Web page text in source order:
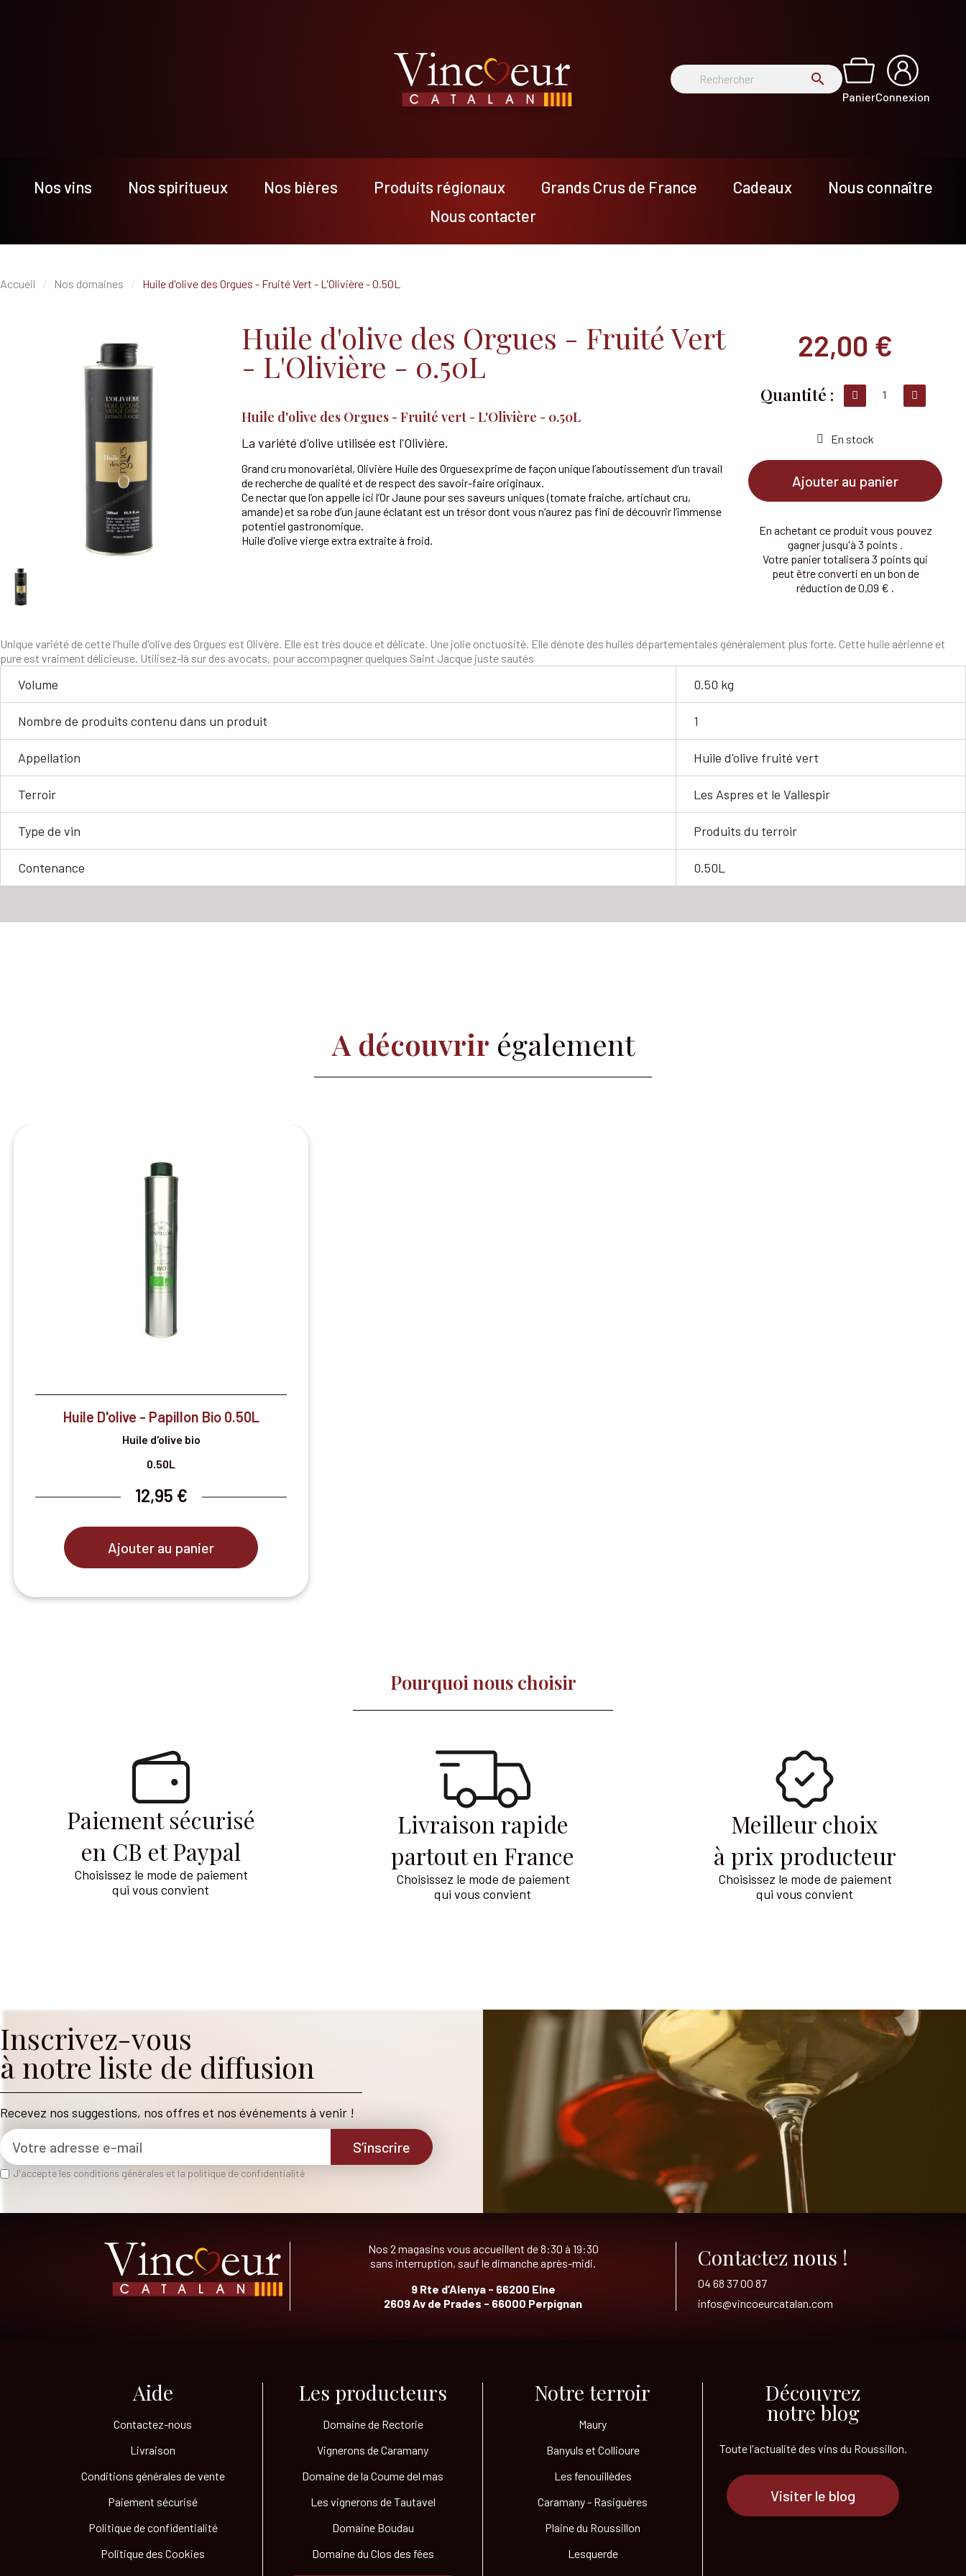
search
PanierConnexion
Nos vins Nos spiritueux Nos bières Produits régionaux Grands Crus de France Cadeaux
Nous connaître
Nous contacter
Accueil Nos domaines Huile d'olive des Orgues - Fruité Vert - L'Olivière - 0.50L
Huile d'olive des Orgues - Fruité Vert
- L'Olivière - 0.50L
Huile d'olive des Orgues - Fruité vert - L'Olivière - 0.50L
La variété d'olive utilisée est l'Olivière.
Grand cru monovariétal, Olivière Huile des Orguesexprime de façon unique l’aboutissement d’un travail
de recherche de qualité et de respect des savoir-faire originaux.
Ce nectar que l’on appelle ici l’Or Jaune pour ses saveurs uniques (tomate fraiche, artichaut cru,
amande) et sa robe d’un jaune éclatant est un trésor dont vous n’aurez pas fini de découvrir l’immense
potentiel gastronomique.
Huile d'olive vierge extra extraite à froid.
22,00 €
En stock
Ajouter au panier
En achetant ce produit vous pouvez
gagner jusqu'à 3 points .
Votre panier totalisera 3 points qui
peut être converti en un bon de
réduction de 0,09 € .
Unique variété de cette l'huile d'olive des Orgues est Olivère. Elle est très douce et délicate. Une jolie onctuosité. Elle dénote des huiles départementales généralement plus forte. Cette huile aérienne et
pure est vraiment délicieuse. Utilisez-là sur des avocats, pour accompagner quelques Saint Jacque juste sautés
Volume 0.50 kg
Nombre de produits contenu dans un produit 1
Appellation Huile d'olive fruité vert
Terroir Les Aspres et le Vallespir
Type de vin Produits du terroir
Contenance 0.50L
A découvrir également
Huile D'olive - Papillon Bio 0.50L
Huile d'olive bio
0.50L
12,95 €
Ajouter au panier
Pourquoi nous choisir​
Paiement sécurisé
en CB et Paypal
Choisissez le mode de paiement
qui vous convient
Livraison rapide
partout en France
Choisissez le mode de paiement
qui vous convient
Meilleur choix
à prix producteur
Choisissez le mode de paiement
qui vous convient
Inscrivez-vous
à notre liste de diffusion
Recevez nos suggestions, nos offres et nos événements à venir !
S’inscrire
J'accepte les conditions générales et la politique de confidentialité
Nos 2 magasins vous accueillent de 8:30 à 19:30
sans interruption, sauf le dimanche après-midi.
9 Rte d’Alenya - 66200 Elne
2609 Av de Prades - 66000 Perpignan
Contactez nous !
04 68 37 00 87
infos@vincoeurcatalan.com
Aide
Contactez-nous
Livraison
Conditions générales de vente
Paiement sécurisé
Politique de confidentialité
Politique des Cookies
Les producteurs​
Domaine de Rectorie
Vignerons de Caramany
Domaine de la Coume del mas
Les vignerons de Tautavel
Domaine Boudau
Domaine du Clos des fées
Notre terroir​
Maury
Banyuls et Collioure
Les fenouillèdes
Caramany - Rasiguères
Plaine du Roussillon
Lesquerde
Découvrez
notre blog
Toute l'actualité des vins du Roussillon.
Visiter le blog